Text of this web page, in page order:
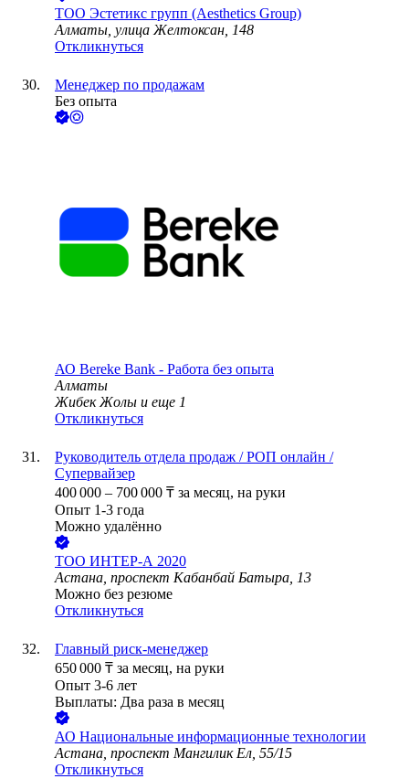
ТОО Эстетикс групп (Aesthetics Group)
Алматы, улица Желтоксан, 148
Откликнуться
Менеджер по продажам
Без опыта
АО Bereke Bank - Работа без опыта
Алматы
Жибек Жолы и еще 1
Откликнуться
Руководитель отдела продаж / РОП онлайн /
Супервайзер
400 000 – 700 000 ₸ за месяц, на руки
Опыт 1-3 года
Можно удалённо
ТОО ИНТЕР-А 2020
Астана, проспект Кабанбай Батыра, 13
Можно без резюме
Откликнуться
Главный риск-менеджер
650 000 ₸ за месяц, на руки
Опыт 3-6 лет
Выплаты: Два раза в месяц
АО Национальные информационные технологии
Астана, проспект Мангилик Ел, 55/15
Откликнуться